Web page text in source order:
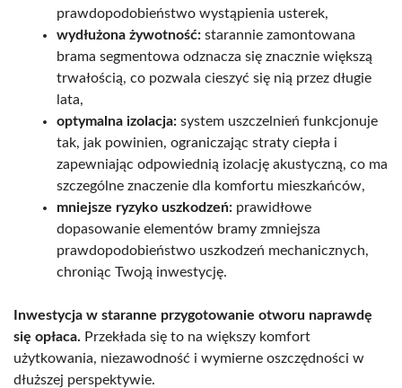
prawdopodobieństwo wystąpienia usterek,
wydłużona żywotność: starannie zamontowana
brama segmentowa odznacza się znacznie większą
trwałością, co pozwala cieszyć się nią przez długie
lata,
optymalna izolacja: system uszczelnień funkcjonuje
tak, jak powinien, ograniczając straty ciepła i
zapewniając odpowiednią izolację akustyczną, co ma
szczególne znaczenie dla komfortu mieszkańców,
mniejsze ryzyko uszkodzeń: prawidłowe
dopasowanie elementów bramy zmniejsza
prawdopodobieństwo uszkodzeń mechanicznych,
chroniąc Twoją inwestycję.
Inwestycja w staranne przygotowanie otworu naprawdę
się opłaca. Przekłada się to na większy komfort
użytkowania, niezawodność i wymierne oszczędności w
dłuższej perspektywie.